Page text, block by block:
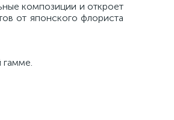
композиции и откроет
от японского флориста
гамме.